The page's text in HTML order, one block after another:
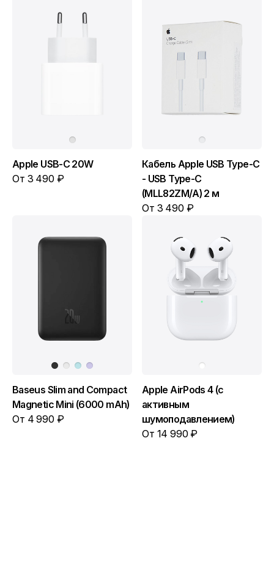
Apple USB-C 20W
От 3 490 ₽
Кабель Apple USB Type-C
- USB Type-C
(MLL82ZM/A) 2 м
От 3 490 ₽
Baseus Slim and Compact
Magnetic Mini (6000 mAh)
От 4 990 ₽
Apple AirPods 4 (с
активным
шумоподавлением)
От 14 990 ₽